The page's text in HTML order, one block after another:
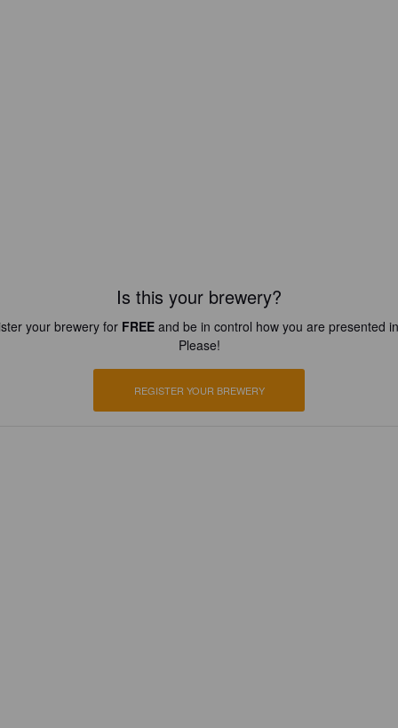
Is this your brewery?
your brewery for FREEand be in control how you are presented
Please!
REGISTER YOUR BREWERY